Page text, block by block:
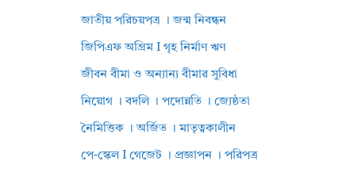
জাতীয় পরিচয়পত্র । জন্ম নিবন্ধন
জিপিএফ অগ্রিম I গৃহ নির্মাণ ঋণ
জীবন বীমা ও অন্যান্য বীমার সুবিধা
নিয়োগ । বদলি । পদোন্নতি । জ্যেষ্ঠতা
নৈমিত্তিক । অর্জিত । মাতৃত্বকালীন
পে-স্কেল I গেজেট । প্রজ্ঞাপন । পরিপত্র